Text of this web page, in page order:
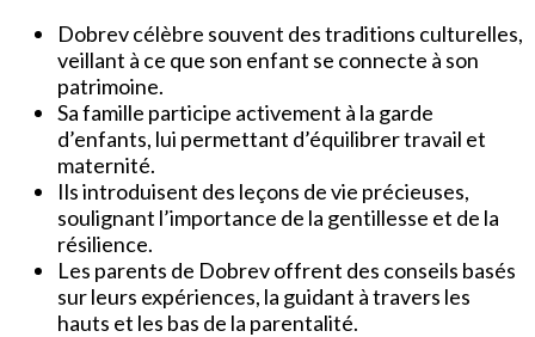
Dobrev célèbre souvent des traditions culturelles,
veillant à ce que son enfant se connecte à son
patrimoine.
Sa famille participe activement à la garde
d’enfants, lui permettant d’équilibrer travail et
maternité.
Ils introduisent des leçons de vie précieuses,
soulignant l’importance de la gentillesse et de la
résilience.
Les parents de Dobrev offrent des conseils basés
sur leurs expériences, la guidant à travers les
hauts et les bas de la parentalité.